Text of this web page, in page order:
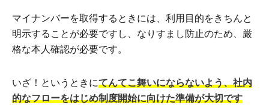
マイナンバーを取得するときには、利用目的をきちんと
明示することが必要ですし、なりすまし防止のため、厳
格な本人確認が必要です。
いざ！というときにてんてこ舞いにならないよう、社内
的なフローをはじめ制度開始に向けた準備が大切です